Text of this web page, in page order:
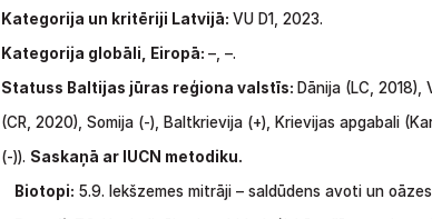
Kategorija un kritēriji Latvijā: VU D1, 2023.
Kategorija globāli, Eiropā: –, –.
Statuss Baltijas jūras reģiona valstīs: Dānija (LC, 2018),
(CR, 2020), Somija (-), Baltkrievija (+), Krievijas apgabali
(-)). Saskaņā ar IUCN metodiku.
Biotopi: 5.9. Iekšzemes mitrāji – saldūdens avoti un oāzes,